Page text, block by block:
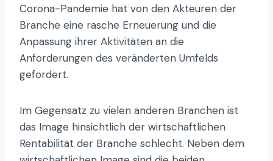
Corona-Pandemie hat von den Akteuren der
Branche eine rasche Erneuerung und die
Anpassung ihrer Aktivitäten an die
Anforderungen des veränderten Umfelds
gefordert.
Im Gegensatz zu vielen anderen Branchen ist
das Image hinsichtlich der wirtschaftlichen
Rentabilität der Branche schlecht. Neben dem